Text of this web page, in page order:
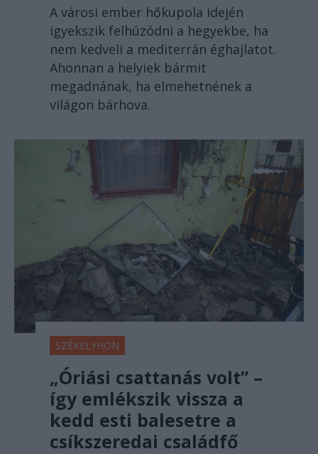
A városi ember hőkupola idején
igyekszik felhúzódni a hegyekbe, ha
nem kedveli a mediterrán éghajlatot.
Ahonnan a helyiek bármit
megadnának, ha elmehetnének a
világon bárhova.
SZÉKELYHON
„Óriási csattanás volt” –
így emlékszik vissza a
kedd esti balesetre a
csíkszeredai családfő